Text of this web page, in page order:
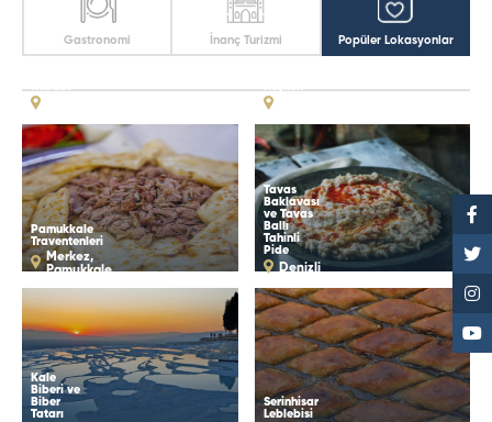
Gastronomi İnanç Turizmi Popüler Lokasyonlar
Pamukkale
Traventenleri
Merkez,
Pamukkale
Tavas
Baklavası
ve Tavas
Ballı
Tahinli
Pide
Denizli
Kale
Biberi ve
Biber
Tatarı
Serinhisar
Leblebisi